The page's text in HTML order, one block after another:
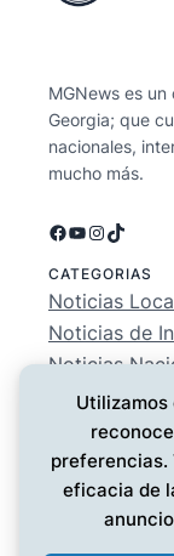
MGNews es
Georgia; que
nacionales,
mucho más.
Facebook
YouTube
Instagram
TikTok
CATEGORIAS
Noticias
Noticias de
Noticias
Deportes
EMPRESA
Conócenos
Política de
Utilizamos
preferencias.
eficacia de